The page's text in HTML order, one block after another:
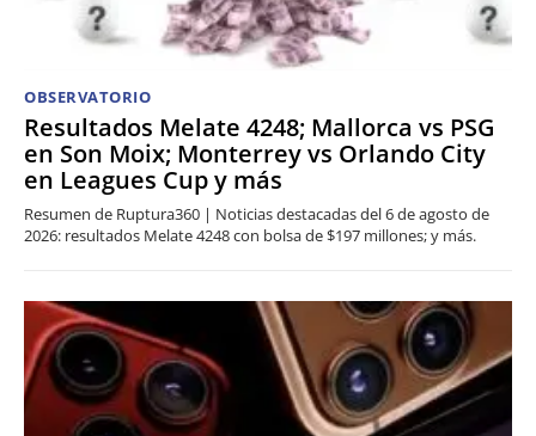
OBSERVATORIO
Resultados Melate 4248; Mallorca vs PSG
en Son Moix; Monterrey vs Orlando City
en Leagues Cup y más
Resumen de Ruptura360 | Noticias destacadas del 6 de agosto de
2026: resultados Melate 4248 con bolsa de $197 millones; y más.